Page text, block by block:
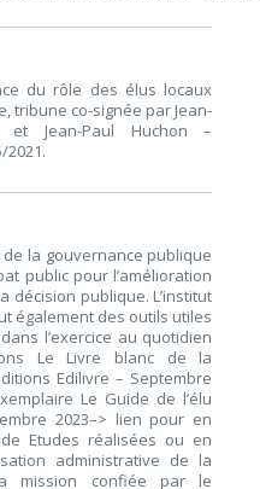
du rôle des élus locaux
tribune co-signée par Jean-
et Jean-Paul Huchon –
2021.
de la gouvernance publique
public pour l’amélioration
décision publique. L’institut
également des outils utiles
l’exercice au quotidien
Le Livre blanc de la
Edilivre – Septembre
Le Guide de l’élu
2023–> lien pour en
Etudes réalisées ou en
administrative de la
mission confiée par le